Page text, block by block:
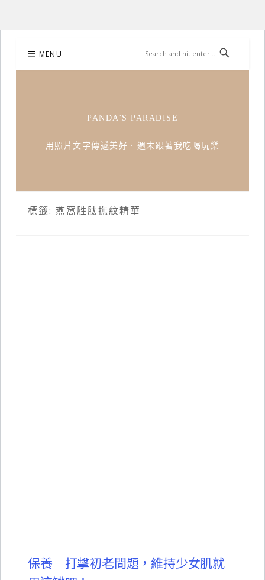
content
MENU
PANDA'S PARADISE
用照片文字傳遞美好．週末跟著我吃喝玩樂
標籤:燕窩胜肽撫紋精華
保養｜打擊初老問題，維持少女肌就